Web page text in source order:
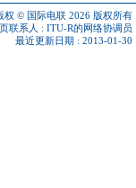
权 © 国际电联 2026 版权所有
联系人 : ITU-R的网络协调员
最近更新日期 : 2013-01-30